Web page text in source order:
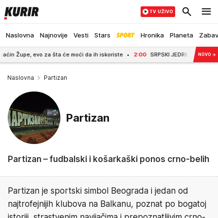
Naslovna Najnovije Vesti Stars Hronika Planeta
TV UŽIVO
evo za šta će moći da ih iskoriste 2:00 SRPSKI JEDRILIČARI NOVO →
Naslovna Partizan
Partizan
Partizan – fudbalski i košarkaški ponos crno-belih
Partizan je sportski simbol Beograda i jedan od
najtrofejnijih klubova na Balkanu, poznat po bogatoj